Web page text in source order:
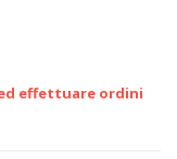
effettuare ordini